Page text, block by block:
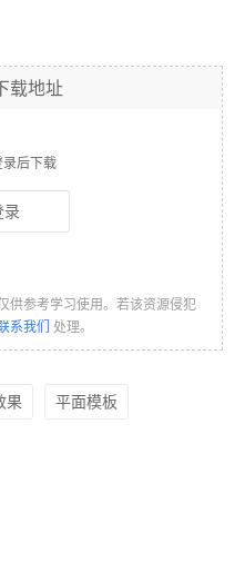
载地址
后下载
录
供参考学习使用。若该资源侵犯
系我们 处理。
果 平面模板